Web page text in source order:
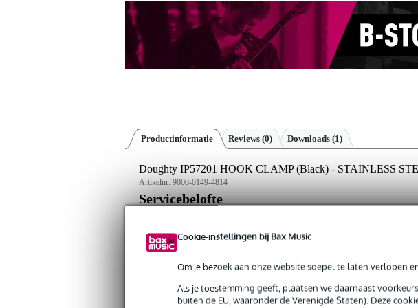
Cookie-instellingen bij Bax Music
Om je bezoek aan onze website soepel te laten verlopen
Als je toestemming geeft, plaatsen we daarnaast
buiten de EU, waaronder de Verenigde Staten). Deze
Productinformatie Reviews (0) Downloads (1)
Doughty IP57201 HOOK CLAMP (Black) - STAINLESS STE
Artikelnr: 9000-0149-4814
Servicebelofte
Bax Music Garantie: Op dit product krijg je 3 jaar Bax Music Garantie.
Op dit product krijg je 3 jaar Bax Music Garantie.
Plus- en minpunten
Geschikt voor buitentoepassingen.